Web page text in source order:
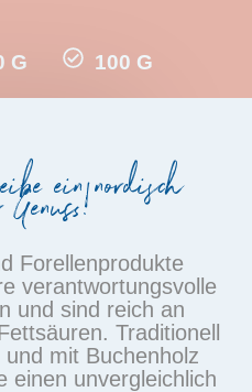
G 100 G
ein nordisch
Forellenprodukte
verantwortungsvolle
und sind reich an
Traditionell
mit Buchenholz
einen unvergleichlich